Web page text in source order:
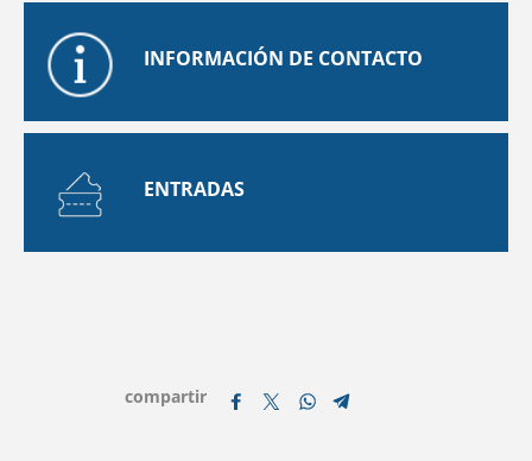
INFORMACIÓN DE CONTACTO
ENTRADAS
compartir